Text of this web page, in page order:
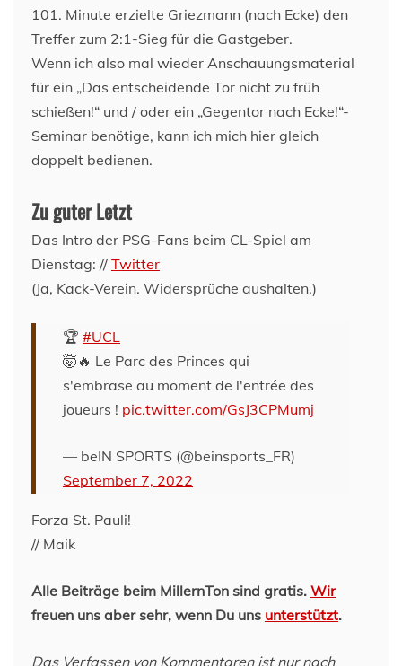
101. Minute erzielte Griezmann (nach Ecke) den
Treffer zum 2:1-Sieg für die Gastgeber.
Wenn ich also mal wieder Anschauungsmaterial
für ein „Das entscheidende Tor nicht zu früh
schießen!“ und / oder ein „Gegentor nach Ecke!“-
Seminar benötige, kann ich mich hier gleich
doppelt bedienen.
Zu guter Letzt
Das Intro der PSG-Fans beim CL-Spiel am
Dienstag: // Twitter
(Ja, Kack-Verein. Widersprüche aushalten.)
🏆 #UCL
🤯🔥 Le Parc des Princes qui
s'embrase au moment de l'entrée des
joueurs ! pic.twitter.com/GsJ3CPMumj
— beIN SPORTS (@beinsports_FR)
September 7, 2022
Forza St. Pauli!
// Maik
Alle Beiträge beim MillernTon sind gratis. Wir
freuen uns aber sehr, wenn Du uns unterstützt.
Das Verfassen von Kommentaren ist nur nach